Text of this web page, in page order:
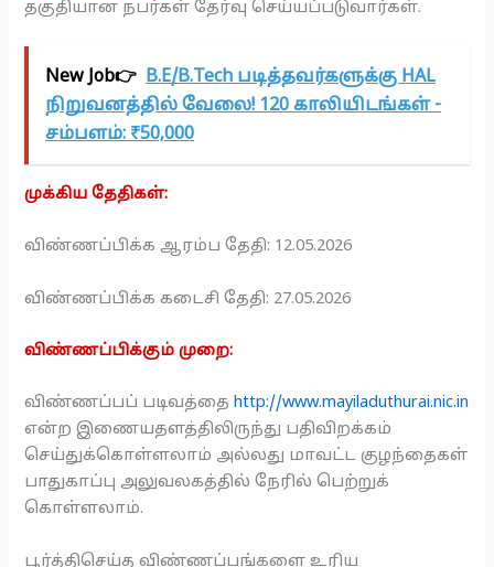
தகுதியான நபர்கள் தேர்வு செய்யப்படுவார்கள்.
New Job👉 B.E/B.Tech படித்தவர்களுக்கு HAL
நிறுவனத்தில் வேலை! 120 காலியிடங்கள் -
சம்பளம்: ₹50,000
முக்கிய தேதிகள்:
விண்ணப்பிக்க ஆரம்ப தேதி: 12.05.2026
விண்ணப்பிக்க கடைசி தேதி: 27.05.2026
விண்ணப்பிக்கும் முறை:
விண்ணப்பப் படிவத்தைhttp://www.mayiladuthurai.nic.in
என்ற இணையதளத்திலிருந்து பதிவிறக்கம்
செய்துக்கொள்ளலாம் அல்லது மாவட்ட குழந்தைகள்
பாதுகாப்பு அலுவலகத்தில் நேரில் பெற்றுக்
கொள்ளலாம்.
பூர்த்திசெய்த விண்ணப்பங்களை உரிய